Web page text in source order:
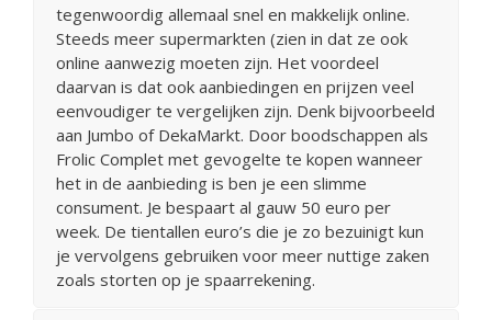
tegenwoordig allemaal snel en makkelijk online.
Steeds meer supermarkten (zien in dat ze ook
online aanwezig moeten zijn. Het voordeel
daarvan is dat ook aanbiedingen en prijzen veel
eenvoudiger te vergelijken zijn. Denk bijvoorbeeld
aan Jumbo of DekaMarkt. Door boodschappen als
Frolic Complet met gevogelte te kopen wanneer
het in de aanbieding is ben je een slimme
consument. Je bespaart al gauw 50 euro per
week. De tientallen euro’s die je zo bezuinigt kun
je vervolgens gebruiken voor meer nuttige zaken
zoals storten op je spaarrekening.